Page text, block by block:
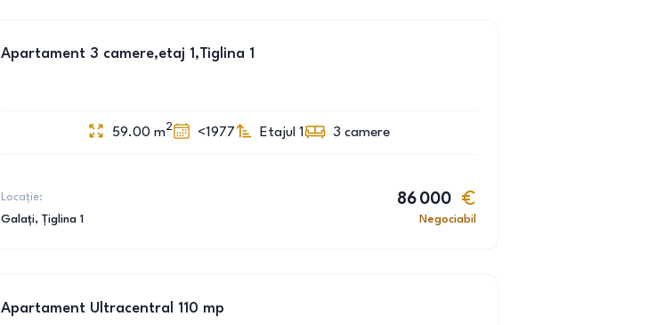
Apartament 3 camere,etaj 1,Tiglina 1
59.00 m2 <1977 Etajul 1 3 camere
Locație:
Galați, Țiglina 1
86 000
Negociabil
Apartament Ultracentral 110 mp